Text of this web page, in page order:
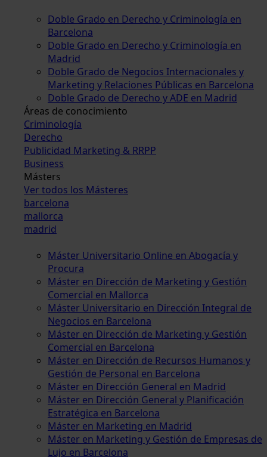
Doble Grado en Derecho y Criminología en
Barcelona
Doble Grado en Derecho y Criminología en
Madrid
Doble Grado de Negocios Internacionales y
Marketing y Relaciones Públicas en Barcelona
Doble Grado de Derecho y ADE en Madrid
Áreas de conocimiento
Criminología
Derecho
Publicidad Marketing & RRPP
Business
Másters
Ver todos los Másteres
barcelona
mallorca
madrid
Máster Universitario Online en Abogacía y
Procura
Máster en Dirección de Marketing y Gestión
Comercial en Mallorca
Máster Universitario en Dirección Integral de
Negocios en Barcelona
Máster en Dirección de Marketing y Gestión
Comercial en Barcelona
Máster en Dirección de Recursos Humanos y
Gestión de Personal en Barcelona
Máster en Dirección General en Madrid
Máster en Dirección General y Planificación
Estratégica en Barcelona
Máster en Marketing en Madrid
Máster en Marketing y Gestión de Empresas de
Lujo en Barcelona